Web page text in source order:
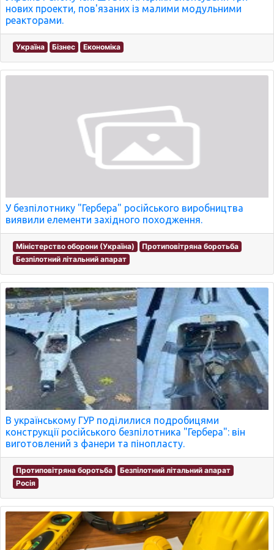
нових проекти, пов'язаних із малими модульними
реакторами.
Україна Бізнес Економіка
У безпілотнику "Гербера" російського виробництва
виявили елементи західного походження.
Міністерство оборони (Україна)
Протиповітряна боротьба
Безпілотний літальний апарат
В українському ГУР поділилися подробицями
конструкції російського безпілотника "Гербера": він
виготовлений з фанери та пінопласту.
Протиповітряна боротьба
Безпілотний літальний апарат
Росія